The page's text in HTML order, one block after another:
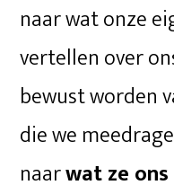
naar wat onze
vertellen over
bewust worden
die we
naarwat ze